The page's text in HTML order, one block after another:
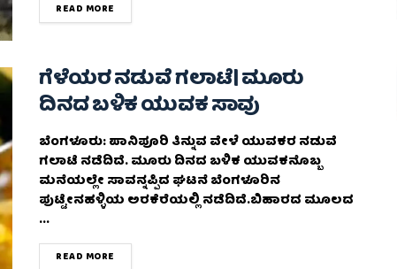
READ MORE
ಗೆಳೆಯರ ನಡುವೆ ಗಲಾಟೆ| ಮೂರು
ದಿನದ ಬಳಿಕ ಯುವಕ ಸಾವು
ಬೆಂಗಳೂರು: ಪಾನಿಪೂರಿ ತಿನ್ನುವ ವೇಳೆ ಯುವಕರ ನಡುವೆ
ಗಲಾಟೆ ನಡೆದಿದೆ. ಮೂರು ದಿನದ ಬಳಿಕ ಯುವಕನೊಬ್ಬ
ಮನೆಯಲ್ಲೇ ಸಾವನ್ನಪ್ಪಿದ ಘಟನೆ ಬೆಂಗಳೂರಿನ
ಪುಟ್ಟೇನಹಳ್ಳಿಯ ಅರಕೆರೆಯಲ್ಲಿ ನಡೆದಿದೆ.ಬಿಹಾರದ ಮೂಲದ
...
READ MORE